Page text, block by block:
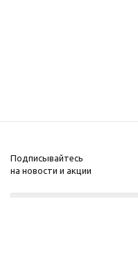
Подписывайтесь
на новости и акции